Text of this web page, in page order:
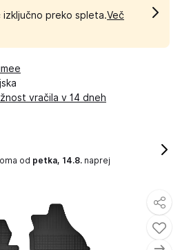
izključno preko spleta.Več
vračila v 14 dneh
od petka, 14.8. naprej